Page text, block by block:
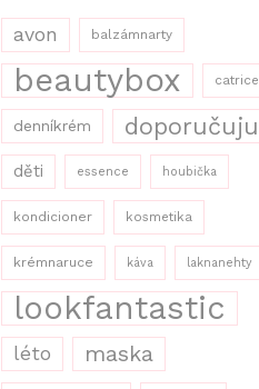
avon balzámnarty
beautybox catrice
denníkrém doporučuju
děti essence houbička
kondicioner kosmetika
krémnaruce káva laknanehty
lookfantastic
léto maska